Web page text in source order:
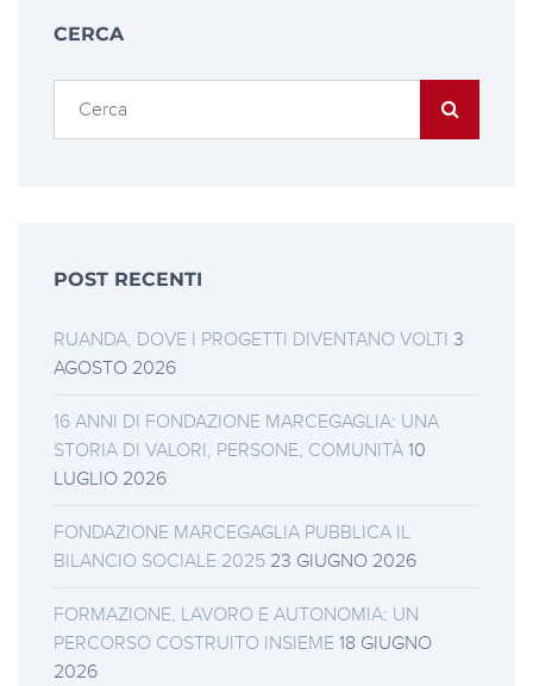
CERCA
POST RECENTI
RUANDA, DOVE I PROGETTI DIVENTANO VOLTI 3
AGOSTO 2026
16 ANNI DI FONDAZIONE MARCEGAGLIA: UNA
STORIA DI VALORI, PERSONE, COMUNITÀ 10
LUGLIO 2026
FONDAZIONE MARCEGAGLIA PUBBLICA IL
BILANCIO SOCIALE 2025 23 GIUGNO 2026
FORMAZIONE, LAVORO E AUTONOMIA: UN
PERCORSO COSTRUITO INSIEME 18 GIUGNO
2026